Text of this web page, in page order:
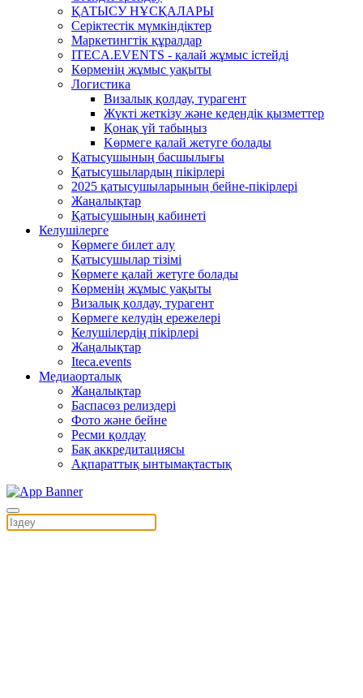
ҚАТЫСУ НҰСҚАЛАРЫ
Серіктестік мүмкіндіктер
Маркетингтік құралдар
ITECA.EVENTS - қалай жұмыс істейді
Көрменің жұмыс уақыты
Логистика
Визалық қолдау, турагент
Жүкті жеткізу және кедендік қызметтер
Қонақ үй табыңыз
Kөрмеге қалай жетуге болады
Қатысушының басшылығы
Қатысушылардың пікірлері
2025 қатысушыларының бейне-пікірлері
Жаңалықтар
Қатысушының кабинеті
Келушілерге
Көрмеге билет алу
Қатысушылар тізімі
Көрмеге қалай жетуге болады
Көрменің жұмыс уақыты
Визалық қолдау, турагент
Көрмеге келудің ережелері
Келушілердің пікірлері
Жаңалықтар
Iteca.events
Медиаорталық
Жаңалықтар
Баспасөз релиздері
Фото және бейне
Ресми қолдау
Бақ аккредитациясы
Ақпараттық ынтымақтастық